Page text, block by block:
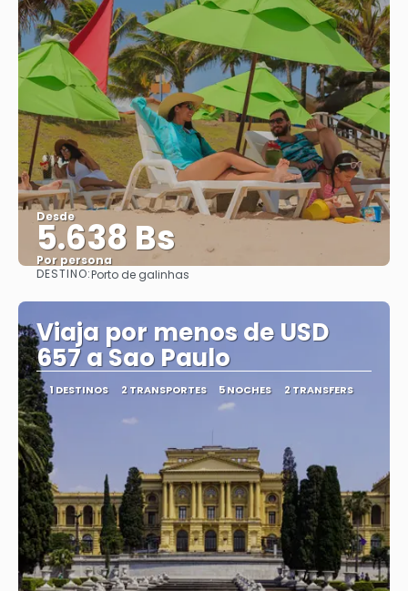
Desde
5.638 Bs
Por persona
DESTINO:Porto de galinhas
Viaja por menos de USD
657 a Sao Paulo
1 DESTINOS 2 TRANSPORTES 5 NOCHES 2 TRANSFERS